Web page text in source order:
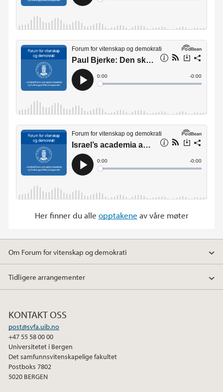
Her finner du alle opptakene av våre møter
Om Forum for vitenskap og demokrati
Tidligere arrangementer
KONTAKT OSS
post@svfa.uib.no
+47 55 58 00 00
Universitetet i Bergen
Det samfunnsvitenskapelige fakultet
Postboks 7802
5020 BERGEN